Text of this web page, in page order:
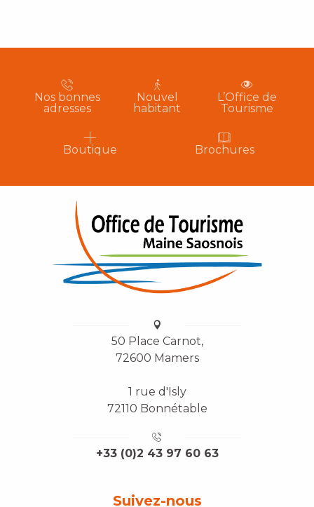
Nos bonnes
adresses
Nouvel
habitant
L’Office de
Tourisme
Boutique Brochures
50 Place Carnot,
72600 Mamers
1 rue d'Isly
72110 Bonnétable
+33 (0)2 43 97 60 63
Suivez-nous